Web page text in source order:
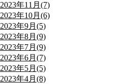
2023年11月(7)
2023年10月(6)
2023年9月(5)
2023年8月(9)
2023年7月(9)
2023年6月(7)
2023年5月(5)
2023年4月(8)